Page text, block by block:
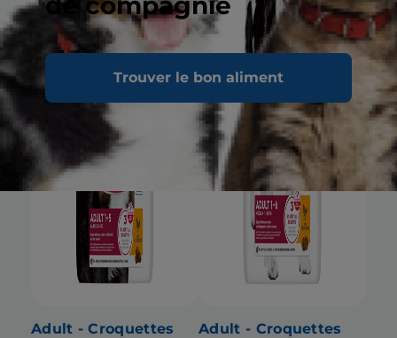
Trouver le bon aliment
Adult - Croquettes
Adult - Croquettes